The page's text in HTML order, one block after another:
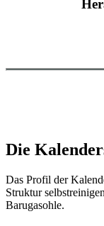
Die
Das Profil der
Struktur
Barugasohle.